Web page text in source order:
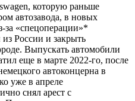
которую раньше
автозавода, в новых
за «спецоперации»*
России и закрыть
Выпускать автомобили
еще в марте 2022-го, после
автоконцерна в
уже в апреле
снял арест с